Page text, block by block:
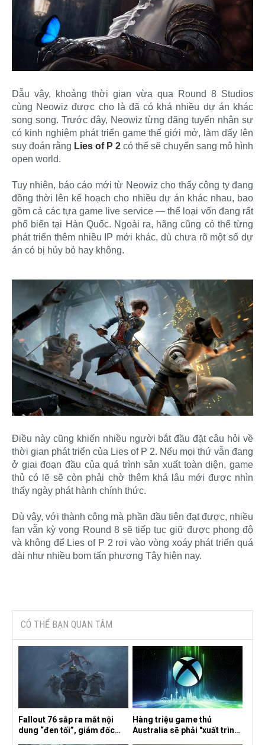
Dẫu vậy, khoảng thời gian vừa qua Round 8 Studios
cùng Neowiz được cho là đã có khá nhiều dự án khác
song song. Trước đây, Neowiz từng đăng tuyển nhân sự
có kinh nghiệm phát triển game thế giới mở, làm dấy lên
suy đoán rằng Lies of P 2 có thể sẽ chuyển sang mô hình
open world.
Tuy nhiên, báo cáo mới từ Neowiz cho thấy công ty đang
đồng thời lên kế hoạch cho nhiều dự án khác nhau, bao
gồm cả các tựa game live service — thể loại vốn đang rất
phổ biến tại Hàn Quốc. Ngoài ra, hãng cũng có thể từng
phát triển thêm nhiều IP mới khác, dù chưa rõ một số dự
án có bị hủy bỏ hay không.
Điều này cũng khiến nhiều người bắt đầu đặt câu hỏi về
thời gian phát triển của Lies of P 2. Nếu mọi thứ vẫn đang
ở giai đoạn đầu của quá trình sản xuất toàn diện, game
thủ có lẽ sẽ còn phải chờ thêm khá lâu mới được nhìn
thấy ngày phát hành chính thức.
Dù vậy, với thành công mà phần đầu tiên đạt được, nhiều
fan vẫn kỳ vọng Round 8 sẽ tiếp tục giữ được phong độ
và không để Lies of P 2 rơi vào vòng xoáy phát triển quá
dài như nhiều bom tấn phương Tây hiện nay.​
CÓ THỂ BẠN QUAN TÂM
Fallout 76 sắp ra mắt nội
dung “đen tối”, giám đốc
Hàng triệu game thủ
Australia sẽ phải "xuất trình